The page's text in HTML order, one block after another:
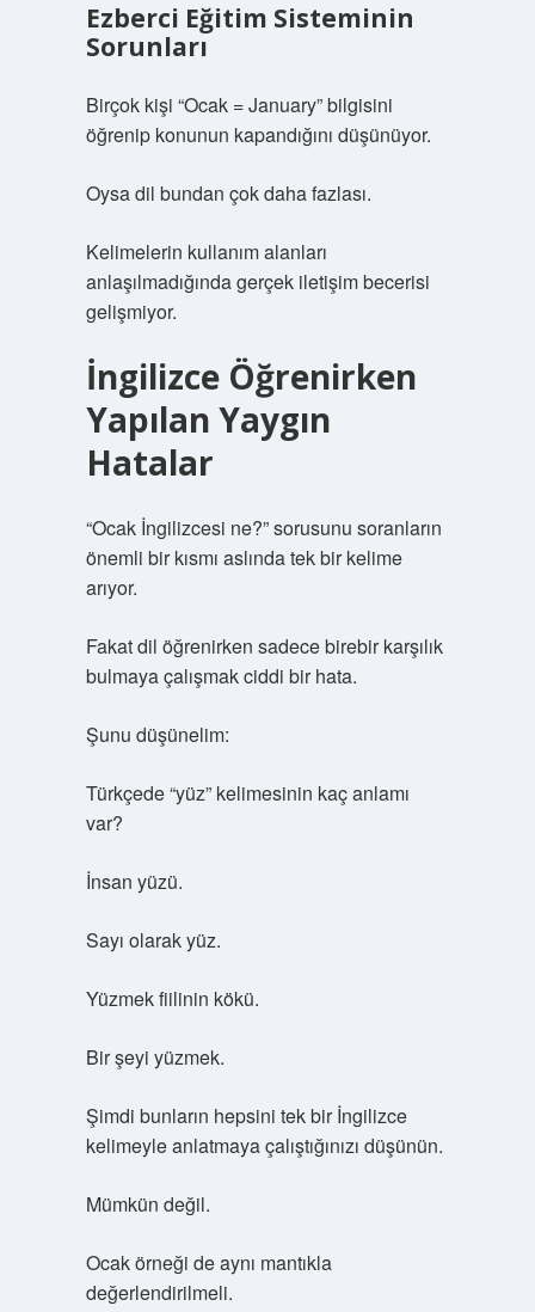
Ezberci Eğitim Sisteminin
Sorunları
Birçok kişi “Ocak = January” bilgisini
öğrenip konunun kapandığını düşünüyor.
Oysa dil bundan çok daha fazlası.
Kelimelerin kullanım alanları
anlaşılmadığında gerçek iletişim becerisi
gelişmiyor.
İngilizce Öğrenirken
Yapılan Yaygın
Hatalar
“Ocak İngilizcesi ne?” sorusunu soranların
önemli bir kısmı aslında tek bir kelime
arıyor.
Fakat dil öğrenirken sadece birebir karşılık
bulmaya çalışmak ciddi bir hata.
Şunu düşünelim:
Türkçede “yüz” kelimesinin kaç anlamı
var?
İnsan yüzü.
Sayı olarak yüz.
Yüzmek fiilinin kökü.
Bir şeyi yüzmek.
Şimdi bunların hepsini tek bir İngilizce
kelimeyle anlatmaya çalıştığınızı düşünün.
Mümkün değil.
Ocak örneği de aynı mantıkla
değerlendirilmeli.